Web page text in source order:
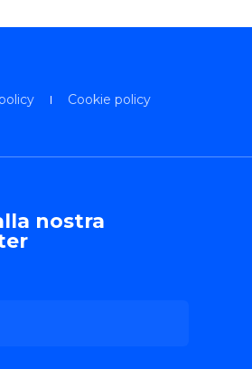
Cookie policy
nostra